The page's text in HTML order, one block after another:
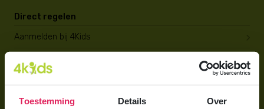
Toestemming Details Over
Direct regelen
Aanmelden bij 4Kids
Brochure aanvragen